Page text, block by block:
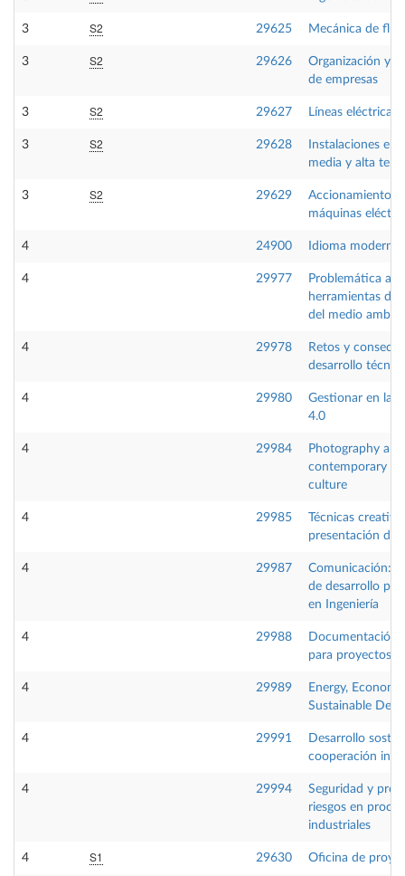
3 S2 29625 Mecánica de
3 S2 29626
Organización y
de empresas
3 S2 29627 Líneas eléctricas
3 S2 29628
Instalaciones
media y alta
3 S2 29629
Accionamientos
máquinas
4 24900 Idioma moderno
4 29977
Problemática
herramientas de
del medio
4 29978
Retos y
desarrollo
4 29980
Gestionar en la
4.0
4 29984
Photography and
contemporary
culture
4 29985
Técnicas
presentación de
4 29987
de desarrollo
en Ingeniería
4 29988
Documentación
para proyectos
4 29989
Energy,
Sustainable
4 29991
Desarrollo
cooperación
4 29994
Seguridad y
riesgos en
industriales
4 S1 29630 Oficina de